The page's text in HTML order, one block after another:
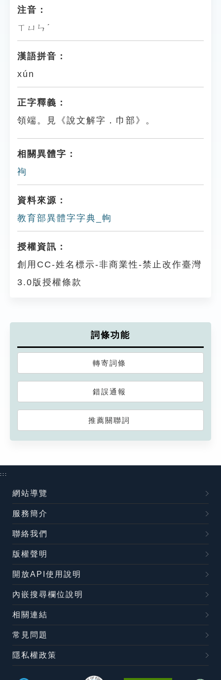
注音：
ㄒㄩㄣˊ
漢語拼音：
xún
正字釋義：
領端。見《說文解字．巾部》。
相關異體字：
䘩
資料來源：
教育部異體字字典_㡄
授權資訊：
創用CC-姓名標示-非商業性-禁止改作臺灣
3.0版授權條款
詞條功能
轉寄詞條
錯誤通報
推薦關聯詞
:::
網站導覽
服務簡介
聯絡我們
版權聲明
開放API使用說明
內嵌搜尋欄位說明
相關連結
常見問題
隱私權政策